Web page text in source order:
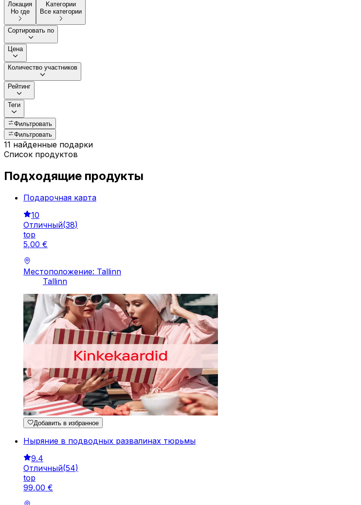
Локация
Но где
Kатегории
Все категории
Сортировать по
Цена
Количество участников
Рейтинг
Теги
Фильтровать
Фильтровать
11 найденные подарки
Список продуктов
Подходящие продукты
Подарочная картa
10
Отличный(38)
top
5,00 €
Местоположение: Tallinn
Tallinn
Добавить в избранное
Ныряние в подводных развалинах тюрьмы
9.4
Отличный(54)
top
99,00 €